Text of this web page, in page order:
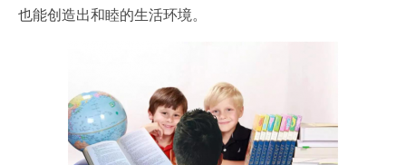
也能创造出和睦的生活环境。